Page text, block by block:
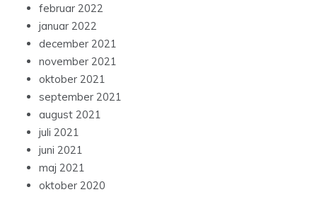
februar 2022
januar 2022
december 2021
november 2021
oktober 2021
september 2021
august 2021
juli 2021
juni 2021
maj 2021
oktober 2020